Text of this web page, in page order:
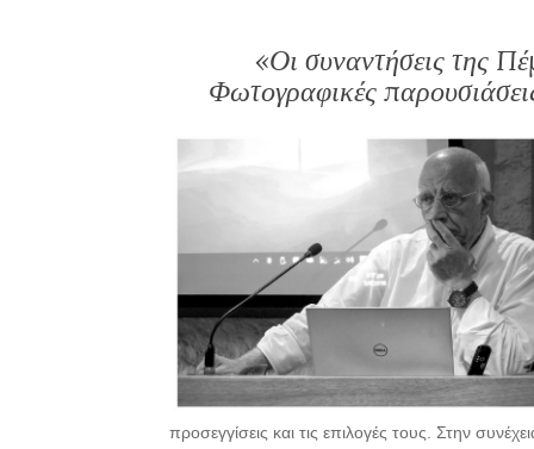
«Οι συναντήσεις της
Φωτογραφικές
προσεγγίσεις και τις επιλογές τους. Στην